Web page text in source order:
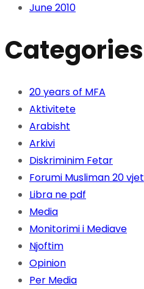
June 2010
Categories
20 years of MFA
Aktivitete
Arabisht
Arkivi
Diskriminim Fetar
Forumi Musliman 20 vjet
Libra ne pdf
Media
Monitorimi i Mediave
Njoftim
Opinion
Per Media